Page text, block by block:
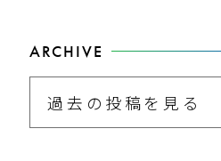
ARCHIVE
過去の投稿を見る